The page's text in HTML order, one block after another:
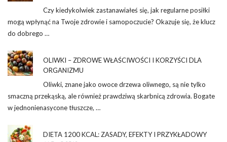
Czy kiedykolwiek zastanawiałeś się, jak regularne posiłki
mogą wpłynąć na Twoje zdrowie i samopoczucie? Okazuje się, że klucz
do dobrego …
OLIWKI – ZDROWE WŁAŚCIWOŚCI I KORZYŚCI DLA
ORGANIZMU
Oliwki, znane jako owoce drzewa oliwnego, są nie tylko
smaczną przekąską, ale również prawdziwą skarbnicą zdrowia. Bogate
w jednonienasycone tłuszcze, …
DIETA 1200 KCAL: ZASADY, EFEKTY I PRZYKŁADOWY